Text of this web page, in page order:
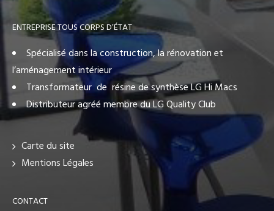
ENTREPRISE TOUS CORPS D’ÉTAT
Spécialisé dans la construction, la rénovation et
l’aménagement intérieur
Transformateur de résine de synthèse LG Hi Macs
Distributeur agréé membre du LG Quality Club
Carte du site
Mentions Légales
CONTACT